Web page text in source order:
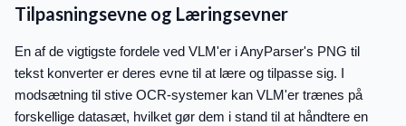
Tilpasningsevne og Læringsevner
En af de vigtigste fordele ved VLM'er i AnyParser's PNG til
tekst konverter er deres evne til at lære og tilpasse sig. I
modsætning til stive OCR-systemer kan VLM'er trænes på
forskellige datasæt, hvilket gør dem i stand til at håndtere en